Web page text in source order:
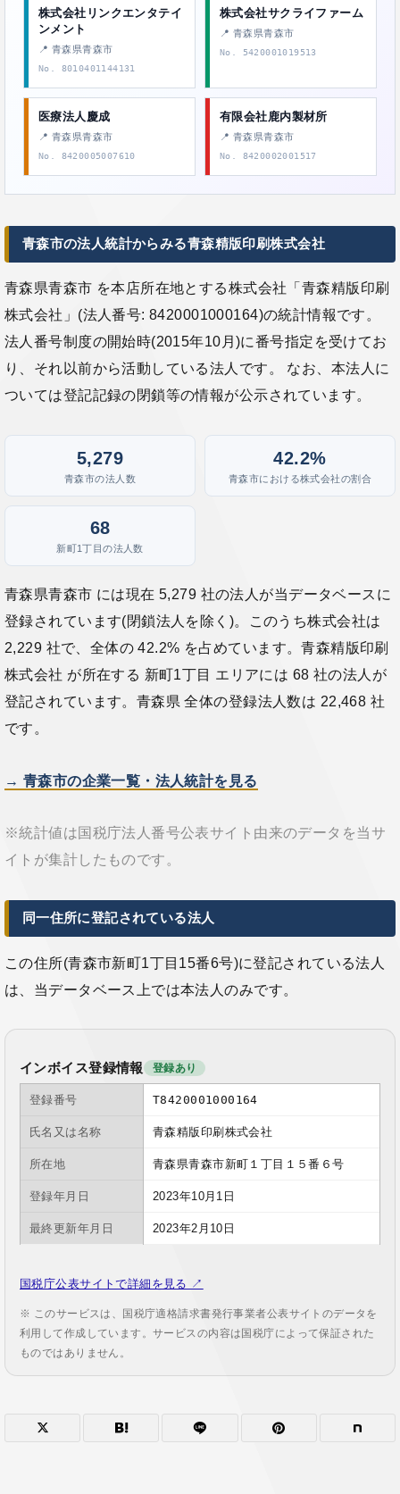
株式会社リンクエンタテイ
ンメント
📍 青森県青森市
No. 8010401144131
株式会社サクライファーム
📍 青森県青森市
No. 5420001019513
医療法人慶成
📍 青森県青森市
No. 8420005007610
有限会社鹿内製材所
📍 青森県青森市
No. 8420002001517
青森市の法人統計からみる青森精版印刷株式会社
青森県青森市 を本店所在地とする株式会社「青森精版印刷
株式会社」(法人番号: 8420001000164)の統計情報です。
法人番号制度の開始時(2015年10月)に番号指定を受けてお
り、それ以前から活動している法人です。 なお、本法人に
ついては登記記録の閉鎖等の情報が公示されています。
5,279
青森市の法人数
42.2%
青森市における株式会社の割合
68
新町1丁目の法人数
青森県青森市 には現在 5,279 社の法人が当データベースに
登録されています(閉鎖法人を除く)。このうち株式会社は
2,229 社で、全体の 42.2% を占めています。青森精版印刷
株式会社 が所在する 新町1丁目 エリアには 68 社の法人が
登記されています。青森県 全体の登録法人数は 22,468 社
です。
→ 青森市の企業一覧・法人統計を見る
※統計値は国税庁法人番号公表サイト由来のデータを当サ
イトが集計したものです。
同一住所に登記されている法人
この住所(青森市新町1丁目15番6号)に登記されている法人
は、当データベース上では本法人のみです。
インボイス登録情報 登録あり
登録番号 T8420001000164
氏名又は名称 青森精版印刷株式会社
所在地 青森県青森市新町１丁目１５番６号
登録年月日 2023年10月1日
最終更新年月日 2023年2月10日
国税庁公表サイトで詳細を見る ↗
※ このサービスは、国税庁適格請求書発行事業者公表サイトのデータを
利用して作成しています。サービスの内容は国税庁によって保証された
ものではありません。